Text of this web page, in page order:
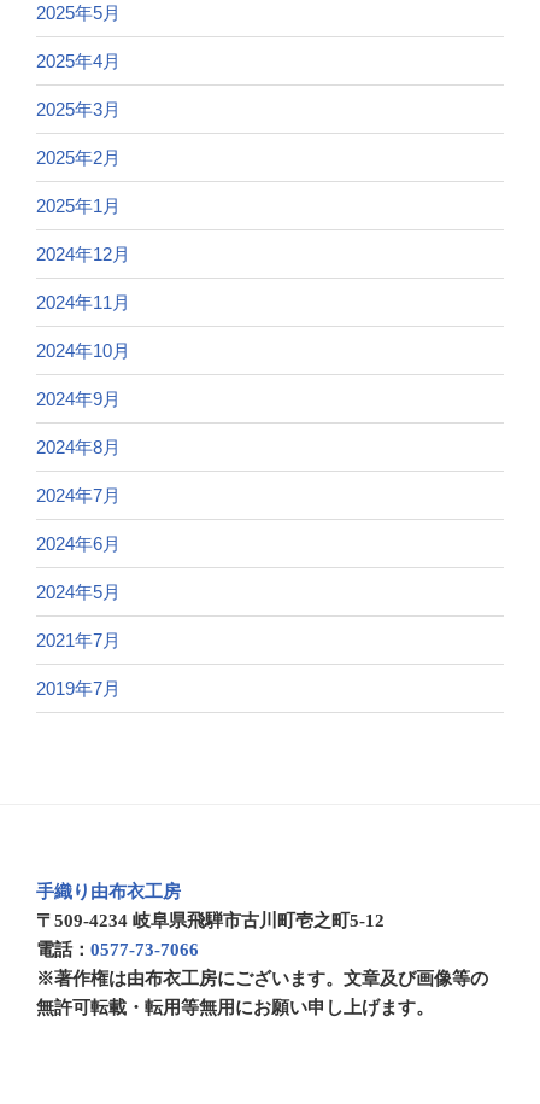
2025年5月
2025年4月
2025年3月
2025年2月
2025年1月
2024年12月
2024年11月
2024年10月
2024年9月
2024年8月
2024年7月
2024年6月
2024年5月
2021年7月
2019年7月
手織り由布衣工房
〒509-4234 岐阜県飛騨市古川町壱之町5-12
電話： 0577-73-7066
※著作権は由布衣工房にございます。文章及び画像等の
無許可転載・転用等無用にお願い申し上げます。